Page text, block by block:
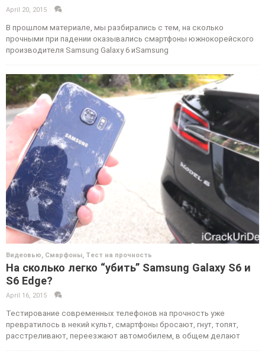
April 20, 2015
В прошлом материале, мы разбирались с тем, на сколько
прочными при падении оказывались смартфоны южнокорейского
производителя Samsung Galaxy 6 иSamsung
Видеовью, Смарфоны, Тест на прочность
На сколько легко “убить” Samsung Galaxy S6 и
S6 Edge?
April 16, 2015
Тестирование современных телефонов на прочность уже
превратилось в некий культ, смартфоны бросают, гнут, топят,
расстреливают, переезжают автомобилем, в общем делают